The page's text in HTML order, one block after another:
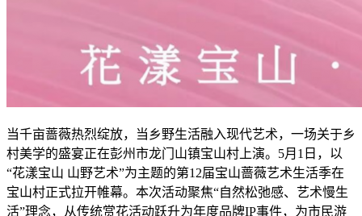
当千亩蔷薇热烈绽放，当乡野生活融入现代艺术，一场关于乡
村美学的盛宴正在彭州市龙门山镇宝山村上演。5月1日，以
“花漾宝山 山野艺术”为主题的第12届宝山蔷薇艺术生活季在
宝山村正式拉开帷幕。本次活动聚焦“自然松弛感、艺术慢生
活”理念，从传统赏花活动跃升为年度品牌IP事件，为市民游